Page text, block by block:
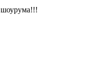
шоурума!!!